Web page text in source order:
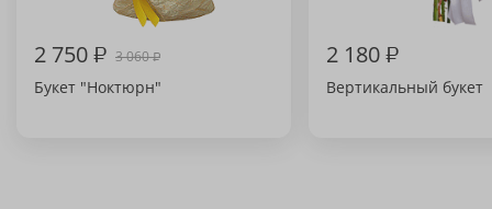
2 750₽ 3 060₽
Букет "Ноктюрн"
2 180₽
Вертикальный букет